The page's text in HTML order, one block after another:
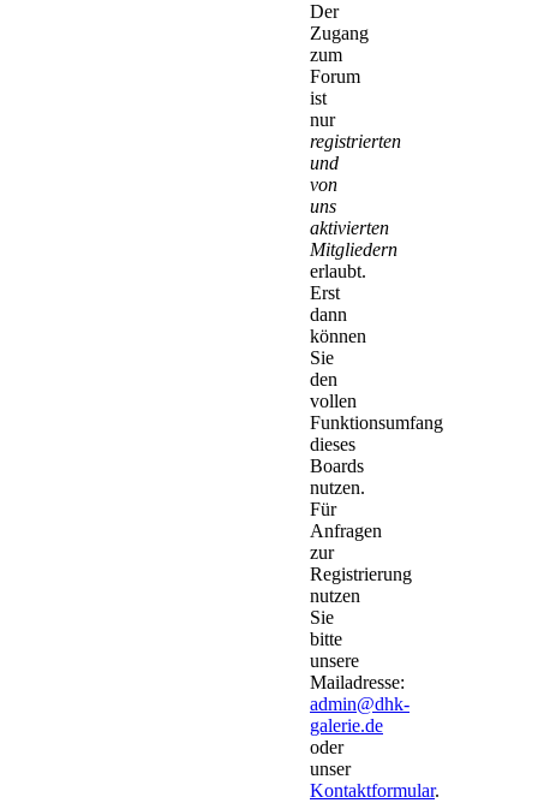
Der
Zugang
zum
Forum
ist
nur
registrierten
und
von
uns
aktivierten
Mitgliedern
erlaubt.
Erst
dann
können
Sie
den
vollen
Funktionsumfang
dieses
Boards
nutzen.
Für
Anfragen
zur
Registrierung
nutzen
Sie
bitte
unsere
Mailadresse:
admin@dhk-
galerie.de
oder
unser
Kontaktformular.